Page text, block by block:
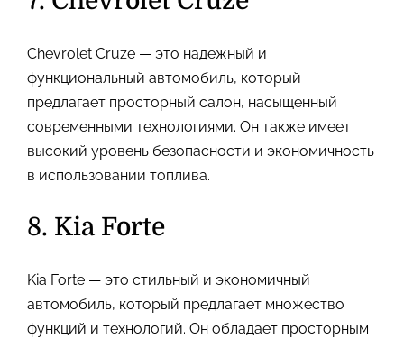
Chevrolet Cruze — это надежный и
функциональный автомобиль, который
предлагает просторный салон, насыщенный
современными технологиями. Он также имеет
высокий уровень безопасности и экономичность
в использовании топлива.
8. Kia Forte
Kia Forte — это стильный и экономичный
автомобиль, который предлагает множество
функций и технологий. Он обладает просторным